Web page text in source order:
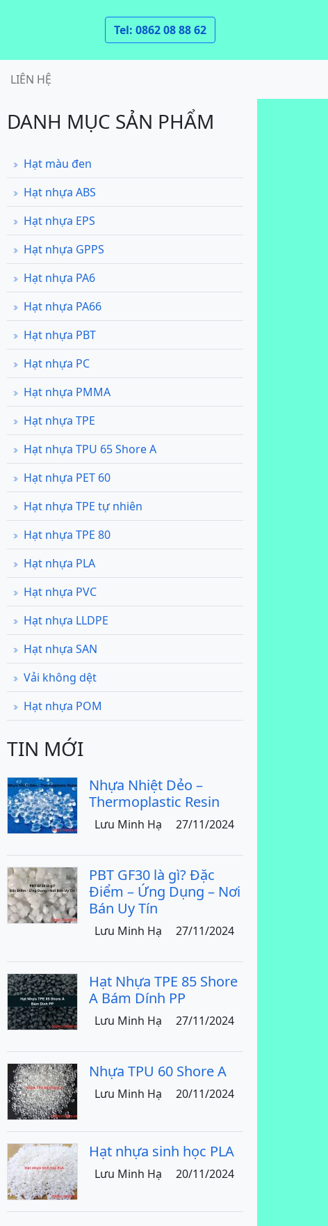
Tel: 0862 08 88 62
LIÊN HỆ
DANH MỤC SẢN PHẨM
Hạt màu đen
Hạt nhựa ABS
Hạt nhựa EPS
Hạt nhựa GPPS
Hạt nhựa PA6
Hạt nhựa PA66
Hạt nhựa PBT
Hạt nhựa PC
Hạt nhựa PMMA
Hạt nhựa TPE
Hạt nhựa TPU 65 Shore A
Hạt nhựa PET 60
Hạt nhựa TPE tự nhiên
Hạt nhựa TPE 80
Hạt nhựa PLA
Hạt nhựa PVC
Hạt nhựa LLDPE
Hạt nhựa SAN
Vải không dệt
Hạt nhựa POM
TIN MỚI
Nhựa Nhiệt Dẻo –
Thermoplastic Resin
Lưu Minh Hạ 27/11/2024
PBT GF30 là gì? Đặc
Điểm – Ứng Dụng – Nơi
Bán Uy Tín
Lưu Minh Hạ 27/11/2024
Hạt Nhựa TPE 85 Shore
A Bám Dính PP
Lưu Minh Hạ 27/11/2024
Nhựa TPU 60 Shore A
Lưu Minh Hạ 20/11/2024
Hạt nhựa sinh học PLA
Lưu Minh Hạ 20/11/2024